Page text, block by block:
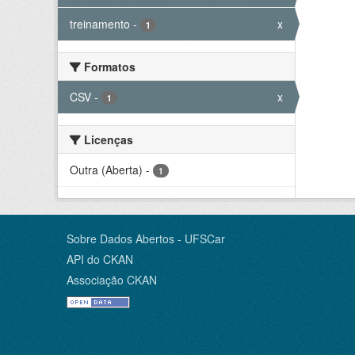
treinamento - 1 x
Formatos
CSV - 1 x
Licenças
Outra (Aberta) - 1
Sobre Dados Abertos - UFSCar
API do CKAN
Associação CKAN